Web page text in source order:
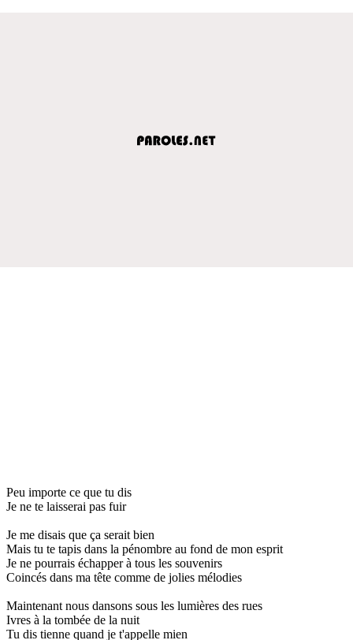
Peu importe ce que tu dis
Je ne te laisserai pas fuir
Je me disais que ça serait bien
Mais tu te tapis dans la pénombre au fond de mon esprit
Je ne pourrais échapper à tous les souvenirs
Coincés dans ma tête comme de jolies mélodies
Maintenant nous dansons sous les lumières des rues
Ivres à la tombée de la nuit
Tu dis tienne quand je t'appelle mien